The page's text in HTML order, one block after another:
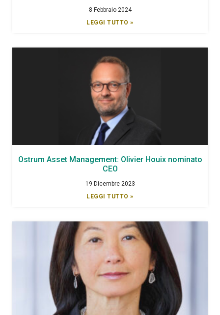
8 Febbraio 2024
LEGGI TUTTO »
Ostrum Asset Management: Olivier Houix nominato
CEO
19 Dicembre 2023
LEGGI TUTTO »